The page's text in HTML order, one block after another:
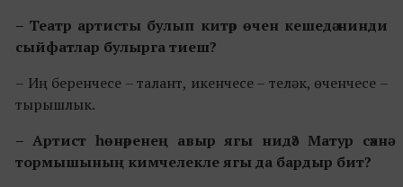
– Театр артисты булып китәр өчен кешедә нинди
сыйфатлар булырга тиеш?
– Иң беренчесе –талант, икенчесе– теләк, өченчесе –
тырышлык.
– Артист һөнәренең авыр ягы нидә? Матур сәхнә
тормышының кимчелекле ягы да бардыр бит?